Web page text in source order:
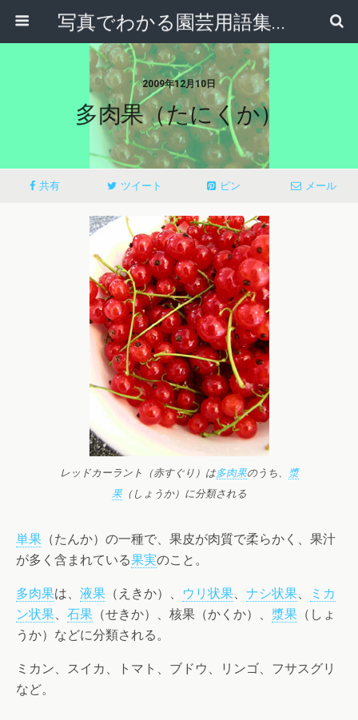
写真でわかる園芸用語集｜見て納得！かんたんガーデニング用語辞典
2009年12月10日
多肉果（たにくか）
共有 ツイート ピン メール
レッドカーラント（赤すぐり）は多肉果のうち、
漿
果（しょうか）に分類される
単果 （たんか）の一種で、果皮が肉質で柔らかく、果汁
が多く含まれている果実のこと。
多肉果は、 液果 （えきか）、 ウリ状果、 ナシ状果、
ミカ
ン状果、 石果 （せきか）、核果（かくか）、 漿果 （しょ
うか）などに分類される。
ミカン、スイカ、トマト、ブドウ、リンゴ、フサスグリ
など。